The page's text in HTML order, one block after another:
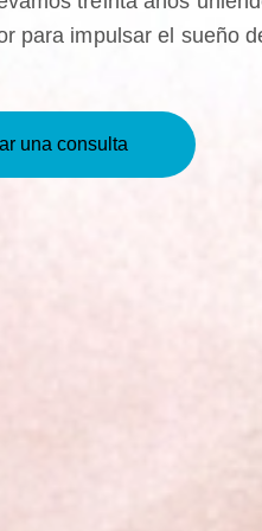
para impulsar el sueño
una consulta